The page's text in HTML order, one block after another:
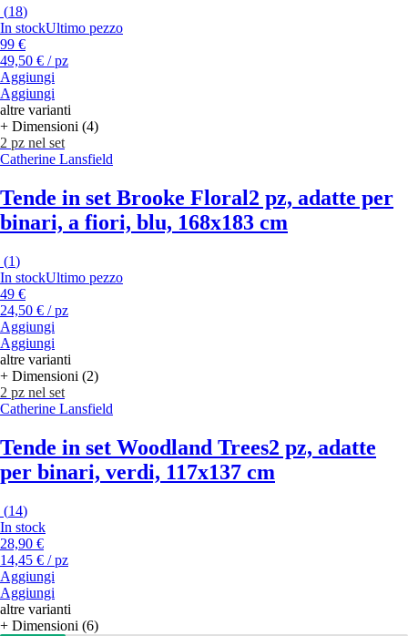
(18)
In stockUltimo pezzo
99 €
49,50 € / pz
Aggiungi
Aggiungi
altre varianti
+ Dimensioni (4)
2 pz nel set
Catherine Lansfield
Tende in set Brooke Floral 2 pz, adatte per
binari, a fiori, blu, 168x183 cm
(1)
In stockUltimo pezzo
49 €
24,50 € / pz
Aggiungi
Aggiungi
altre varianti
+ Dimensioni (2)
2 pz nel set
Catherine Lansfield
Tende in set Woodland Trees2 pz, adatte
per binari, verdi, 117x137 cm
(14)
In stock
28,90 €
14,45 € / pz
Aggiungi
Aggiungi
altre varianti
+ Dimensioni (6)